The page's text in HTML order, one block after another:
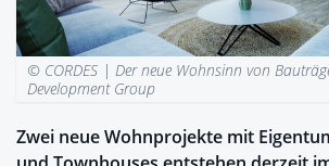
© CORDES | Der neue Wohnsinn von
Development Group
Zwei neue Wohnprojekte mit